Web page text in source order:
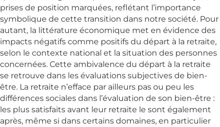
prises de position marquées, reflétant l’importance
symbolique de cette transition dans notre société. Pour
autant, la littérature économique met en évidence des
impacts négatifs comme positifs du départ à la retraite,
selon le contexte national et la situation des personnes
concernées. Cette ambivalence du départ à la retraite
se retrouve dans les évaluations subjectives de bien-
être. La retraite n’efface par ailleurs pas ou peu les
différences sociales dans l’évaluation de son bien-être :
les plus satisfaits avant leur retraite le sont également
après, même si dans certains domaines, en particulier